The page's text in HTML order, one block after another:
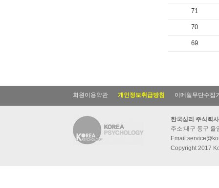
71
70
69
회원이용약관 개인정보취급방침 이메일무단수집
한국심리 주식회사
주소:대구 동구 율
Copyright 2017